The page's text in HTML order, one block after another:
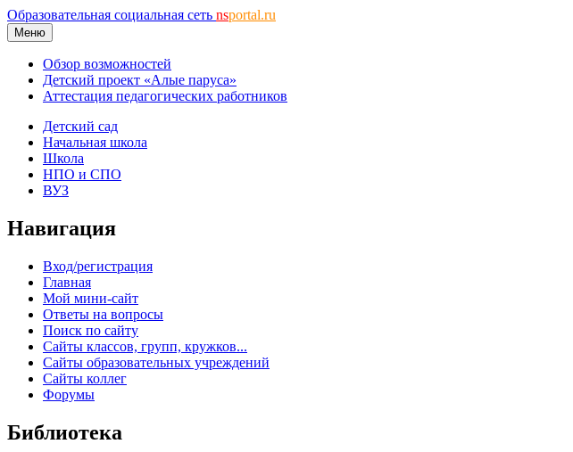
Образовательная социальная сеть nsportal.ru
Меню
Обзор возможностей
Детский проект «Алые паруса»
Аттестация педагогических работников
Детский сад
Начальная школа
Школа
НПО и СПО
ВУЗ
Навигация
Вход/регистрация
Главная
Мой мини-сайт
Ответы на вопросы
Поиск по сайту
Сайты классов, групп, кружков...
Сайты образовательных учреждений
Сайты коллег
Форумы
Библиотека